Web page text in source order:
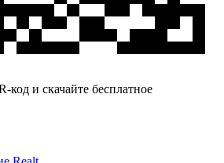
код и скачайте бесплатное